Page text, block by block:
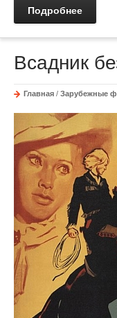
Подробнее
Всадник
Главная / Зарубежные